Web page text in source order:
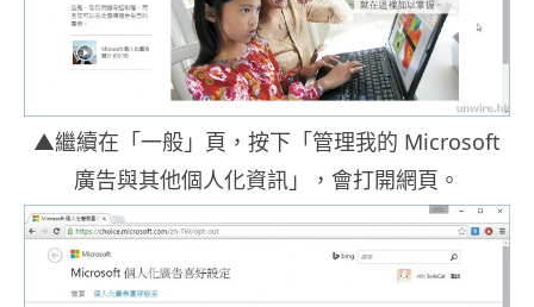
▲繼續在「一般」頁，按下「管理我的 Microsoft
廣告與其他個人化資訊」，會打開網頁。